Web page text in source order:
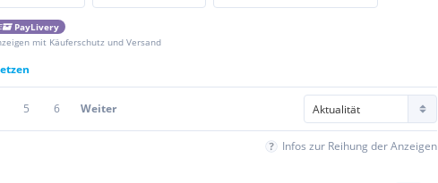
PayLivery
mit Käuferschutz und Versand
5 6 Weiter
Infos zur Reihung der Anzeigen